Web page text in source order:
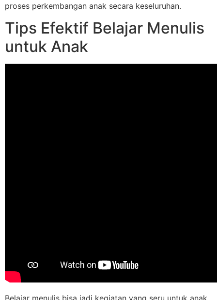
proses perkembangan anak secara keseluruhan.
Tips Efektif Belajar Menulis
untuk Anak
Belajar menulis bisa jadi kegiatan yang seru untuk anak.